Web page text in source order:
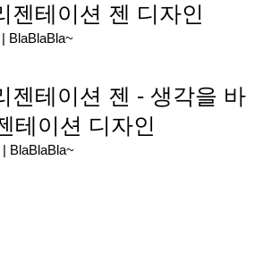
젠테이션 젠 디자인
BlaBlaBla~
젠테이션 젠 - 생각을 바
테이션 디자인
BlaBlaBla~